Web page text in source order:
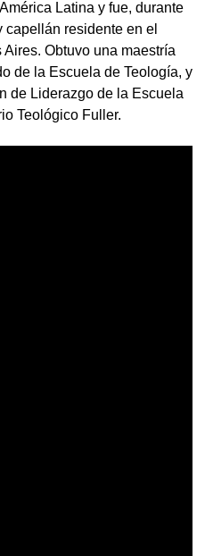
Latina y fue, durante
capellán residente en el
Obtuvo una maestría
de la Escuela de Teología, y
de Liderazgo de la Escuela
Teológico Fuller.